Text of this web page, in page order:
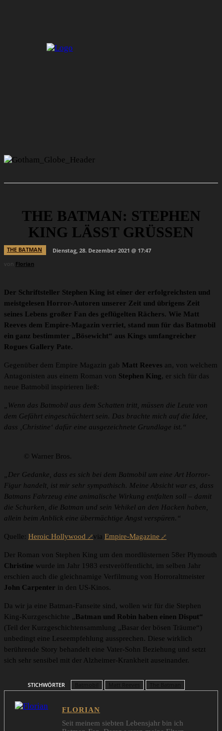
THE BATMAN: STEPHEN
KING LÄSST GRÜSSEN
THE BATMAN
Dienstag, 28. Dezember 2021 @ 17:47
von Florian
Der Schriftsteller Stephen King ist einer der erfolgreichsten und
meistgelesen Horror-Autoren unserer Zeit und übrigens Zeit
seines Lebens großer Fan des geflügelten Rächers. Wie Matt
Reeves dem Empire-Magazin verriet, stand nun für das Batmobil
ein ganz bestimmter „Bösewicht“ aus Kings umfangreicher
Rogues Gallery Pate.
Gegenüber dem Empire Magazin gab Matt Reeves an, von welchem
Antagonisten aus einem Roman von Stephen King, er sich für das
neue Batmobil inspirieren ließ:
„Wenn das Batmobil aus dem Schatten tritt, müssen die Leute von
dem Gefährt eingeschüchtert sein. Das brachte mich auf die Idee,
dass ‚Christine‘ dafür eine ausgezeichnete Grundlage ist.“
© Warner Bros.
„Der Gedanke, dass es sich bei dem Batmobil um eine Art Horror-
Figur handelt, ist mir sehr sympathisch. Meine Absicht war es, dass
Batmans Fahrzeug eine animalische Wirkung entfalten soll – damit
die Schurken, die Batman und sein Vehikel an den Hacken haben,
allein beim Anblick eine übermächtige Angst verspüren.“
Quelle: Heroic Hollywood via Empire-Magazine
Der Roman von Stephen King um den mordlüsternen 58er Plymouth
Christine wurde im Jahr 1983 erstveröffentlicht, im selben Jahr
erschien auch die gleichnamige Verfilmung von Horroraltmeister
John Carpenter in den US-Kinos.
Da wir ja eine Batman-Fanseite sind, wollen wir für die Stephen
King-Kurzgeschichte „Batman und Robin haben einen Disput“
(Teil der Kurzgeschichtensammlung „Basar der bösen Träume“)
unbedingt eine Leseempfehlung aussprechen. Diese wirklich
berührende Story behandelt eine Vater-Sohn Beziehung und setzt
sich sehr sensibel mit der Alzheimer-Krankheit auseinander.
STICHWÖRTER
FLORIAN
Seit meinem siebten Lebensjahr bin ich